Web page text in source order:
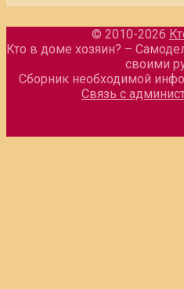
© 2010-2026
Кто в доме хозяин? –
своими
Сборник необходимой
Связь с